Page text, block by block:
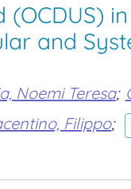
and
Noemi Teresa;
Filippo;